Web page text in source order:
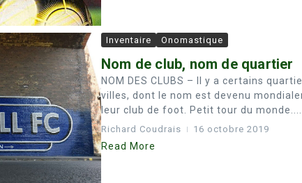
Inventaire Onomastique
Nom de club, nom de quartier
NOM DES CLUBS – Il y a certains
villes, dont le nom est devenu
leur club de foot. Petit tour du monde....
Richard Coudrais 16 octobre 2019
Read More